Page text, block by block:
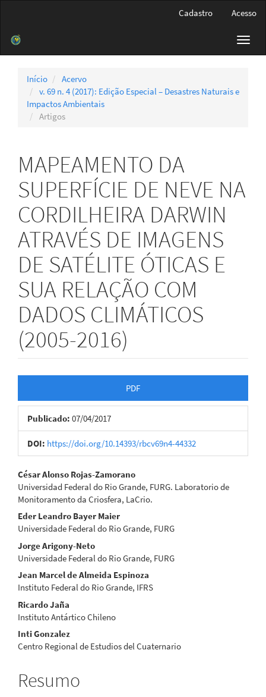
Barra
Cadastro Acesso
Início
Acervo
v. 69 n. 4 (2017): Edição Especial – Desastres Naturais e
Impactos Ambientais
Artigos
MAPEAMENTO DA
SUPERFÍCIE DE NEVE NA
CORDILHEIRA DARWIN
ATRAVÉS DE IMAGENS
DE SATÉLITE ÓTICAS E
SUA RELAÇÃO COM
DADOS CLIMÁTICOS
(2005-2016)
lateral
de
artigos
PDF
Publicado: 07/04/2017
DOI: https://doi.org/10.14393/rbcv69n4-44332
Conteúdo
do
artigo
principal
César Alonso Rojas-Zamorano
Universidad Federal do Rio Grande, FURG. Laboratorio de
Monitoramento da Criosfera, LaCrio.
Eder Leandro Bayer Maier
Universidade Federal do Rio Grande, FURG
Jorge Arigony-Neto
Universidade Federal do Rio Grande, FURG
Jean Marcel de Almeida Espinoza
Instituto Federal do Rio Grande, IFRS
Ricardo Jaña
Instituto Antártico Chileno
Inti Gonzalez
Centro Regional de Estudios del Cuaternario
Resumo